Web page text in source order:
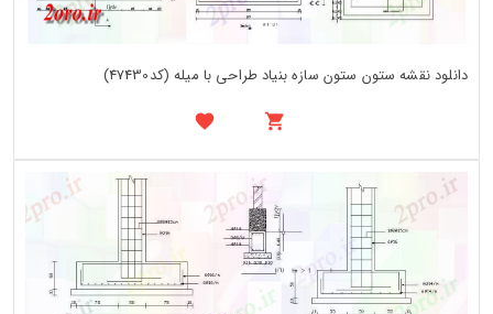
دانلود نقشه ستون ستون سازه بنیاد طراحی با میله (کد47430)